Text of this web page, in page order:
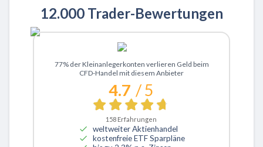
12.000 Trader-Bewertungen
Zu XTB
77% der Kleinanlegerkonten verlieren Geld beim
CFD-Handel mit diesem Anbieter
4.7 / 5
158 Erfahrungen
weltweiter Aktienhandel
kostenfreie ETF Sparpläne